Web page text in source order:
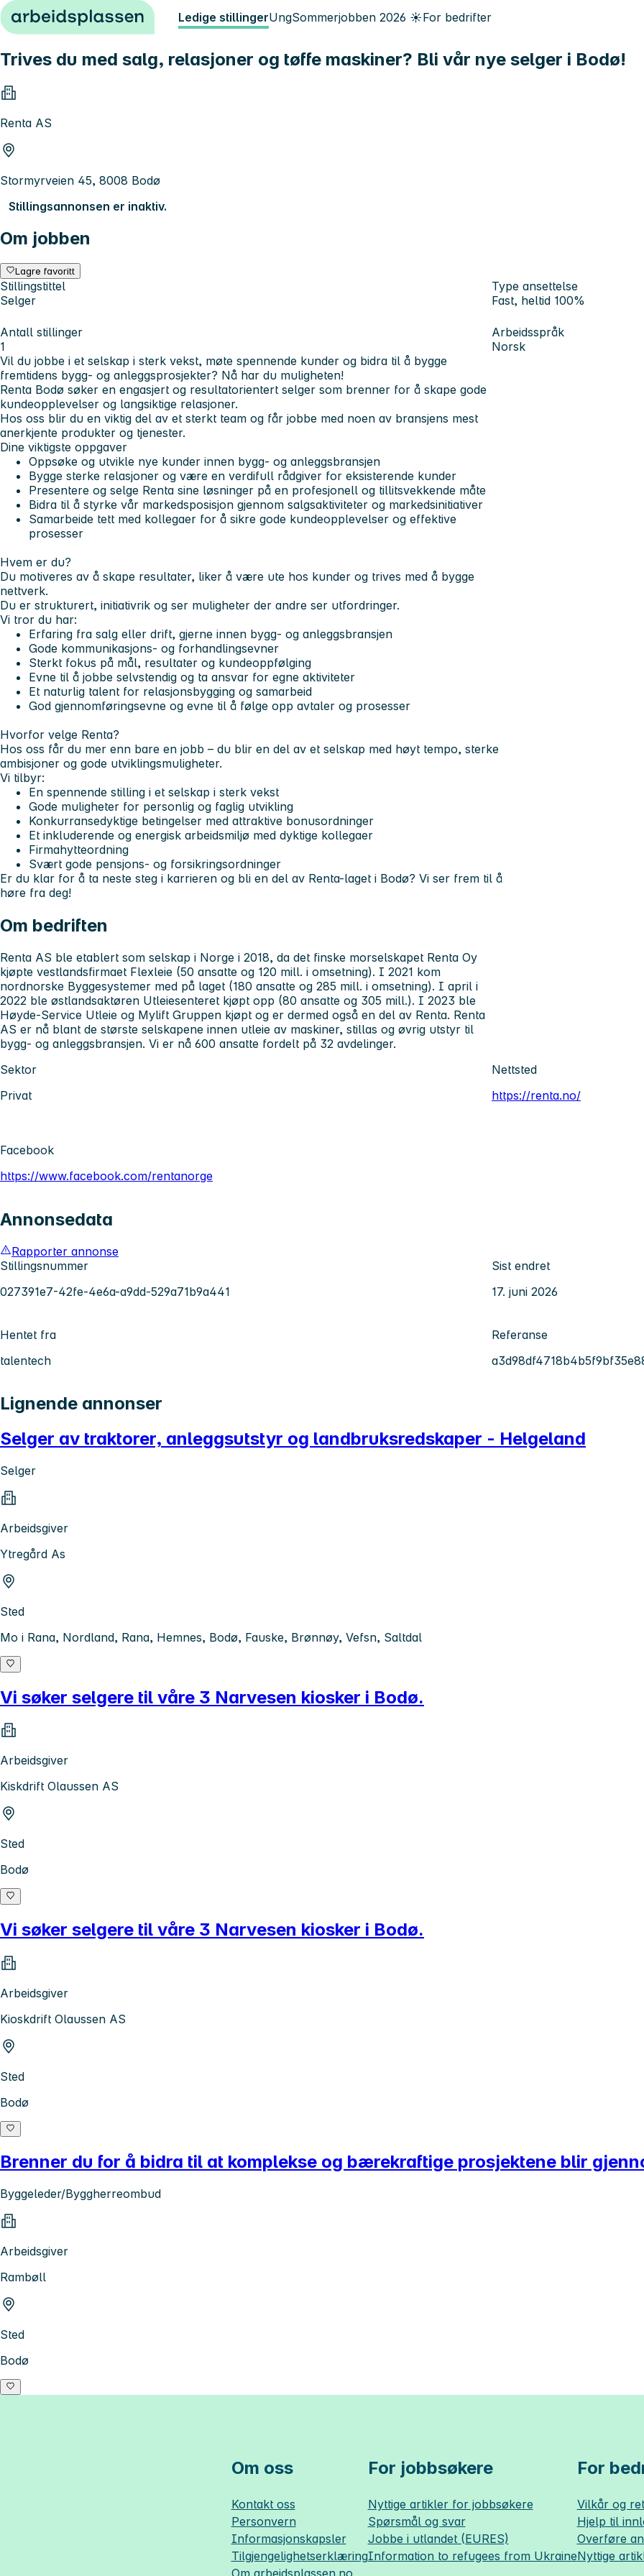
Hopp til innhold Ledige stillingerUngSommerjobben 2026 ☀️For bedrifter
Trives du med salg, relasjoner og tøffe maskiner? Bli vår nye selger i Bodø!
Renta AS
Stormyrveien 45, 8008 Bodø
Stillingsannonsen er inaktiv.
Om jobben
Lagre favoritt
Stillingstittel
Selger
Type ansettelse
Fast, heltid 100%
Antall stillinger
1
Arbeidsspråk
Norsk
Vil du jobbe i et selskap i sterk vekst, møte spennende kunder og bidra til å bygge
fremtidens bygg- og anleggsprosjekter? Nå har du muligheten!
Renta Bodø søker en engasjert og resultatorientert selger som brenner for å skape gode
kundeopplevelser og langsiktige relasjoner.
Hos oss blir du en viktig del av et sterkt team og får jobbe med noen av bransjens mest
anerkjente produkter og tjenester.
Dine viktigste oppgaver
Oppsøke og utvikle nye kunder innen bygg- og anleggsbransjen
Bygge sterke relasjoner og være en verdifull rådgiver for eksisterende kunder
Presentere og selge Renta sine løsninger på en profesjonell og tillitsvekkende måte
Bidra til å styrke vår markedsposisjon gjennom salgsaktiviteter og markedsinitiativer
Samarbeide tett med kollegaer for å sikre gode kundeopplevelser og effektive
prosesser
Hvem er du?
Du motiveres av å skape resultater, liker å være ute hos kunder og trives med å bygge
nettverk.
Du er strukturert, initiativrik og ser muligheter der andre ser utfordringer.
Vi tror du har:
Erfaring fra salg eller drift, gjerne innen bygg- og anleggsbransjen
Gode kommunikasjons- og forhandlingsevner
Sterkt fokus på mål, resultater og kundeoppfølging
Evne til å jobbe selvstendig og ta ansvar for egne aktiviteter
Et naturlig talent for relasjonsbygging og samarbeid
God gjennomføringsevne og evne til å følge opp avtaler og prosesser
Hvorfor velge Renta?
Hos oss får du mer enn bare en jobb – du blir en del av et selskap med høyt tempo, sterke
ambisjoner og gode utviklingsmuligheter.
Vi tilbyr:
En spennende stilling i et selskap i sterk vekst
Gode muligheter for personlig og faglig utvikling
Konkurransedyktige betingelser med attraktive bonusordninger
Et inkluderende og energisk arbeidsmiljø med dyktige kollegaer
Firmahytteordning
Svært gode pensjons- og forsikringsordninger
Er du klar for å ta neste steg i karrieren og bli en del av Renta-laget i Bodø? Vi ser frem til å
høre fra deg!
Om bedriften
Renta AS ble etablert som selskap i Norge i 2018, da det finske morselskapet Renta Oy
kjøpte vestlandsfirmaet Flexleie (50 ansatte og 120 mill. i omsetning). I 2021 kom
nordnorske Byggesystemer med på laget (180 ansatte og 285 mill. i omsetning). I april i
2022 ble østlandsaktøren Utleiesenteret kjøpt opp (80 ansatte og 305 mill.). I 2023 ble
Høyde-Service Utleie og Mylift Gruppen kjøpt og er dermed også en del av Renta. Renta
AS er nå blant de største selskapene innen utleie av maskiner, stillas og øvrig utstyr til
bygg- og anleggsbransjen. Vi er nå 600 ansatte fordelt på 32 avdelinger.
Sektor
Privat
Nettsted
https://renta.no/
Facebook
https://www.facebook.com/rentanorge
Annonsedata
Rapporter annonse
Stillingsnummer
027391e7-42fe-4e6a-a9dd-529a71b9a441
Sist endret
17. juni 2026
Hentet fra
talentech
Referanse
Lignende annonser
Selger av traktorer, anleggsutstyr og landbruksredskaper - Helgeland
Selger
Arbeidsgiver
Ytregård As
Sted
Mo i Rana, Nordland, Rana, Hemnes, Bodø, Fauske, Brønnøy, Vefsn, Saltdal
Vi søker selgere til våre 3 Narvesen kiosker i Bodø.
Arbeidsgiver
Kiskdrift Olaussen AS
Sted
Bodø
Vi søker selgere til våre 3 Narvesen kiosker i Bodø.
Arbeidsgiver
Kioskdrift Olaussen AS
Sted
Bodø
Brenner du for å bidra til at komplekse og bærekraftige prosjektene blir
Byggeleder/Byggherreombud
Arbeidsgiver
Rambøll
Sted
Bodø
Om oss
Kontakt oss
Personvern
Informasjonskapsler
Tilgjengelighetserklæring
Om arbeidsplassen.no
For jobbsøkere
Nyttige artikler for jobbsøkere
Spørsmål og svar
Jobbe i utlandet (EURES)
Information to refugees from Ukraine
For
Vilkår og
Hjelp til
Overføre
Nyttige